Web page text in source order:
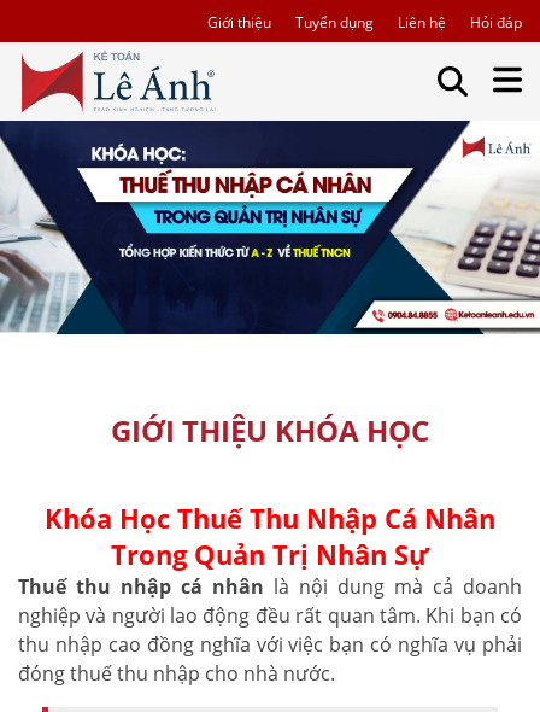
Giới thiệu Tuyển dụng Liên hệ Hỏi đáp
GIỚI THIỆU KHÓA HỌC
Khóa Học Thuế Thu Nhập Cá Nhân
Trong Quản Trị Nhân Sự
Thuế thu nhập cá nhân là nội dung mà cả doanh
nghiệp và người lao động đều rất quan tâm. Khi bạn có
thu nhập cao đồng nghĩa với việc bạn có nghĩa vụ phải
đóng thuế thu nhập cho nhà nước.